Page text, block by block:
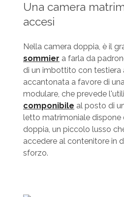
Una camera
accesi
Nella camera doppia, è il
sommier a farla da
di un imbottito con testiera
accantonata a favore di
modulare, che prevede
componibile al posto di
letto matrimoniale dispone
doppia, un piccolo lusso
accedere al contenitore in
sforzo.